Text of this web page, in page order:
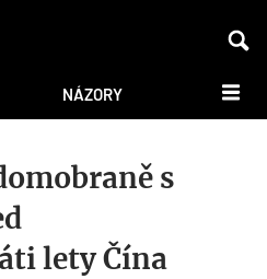
NÁZORY DALŠÍ
s
lety Čína